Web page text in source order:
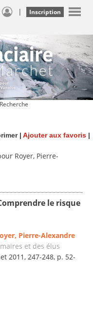
| Inscription
| Ajouter aux favoris |
Royer, Pierre-
le risque
Pierre-Alexandre
et des élus
2011, 247-248, p. 52-